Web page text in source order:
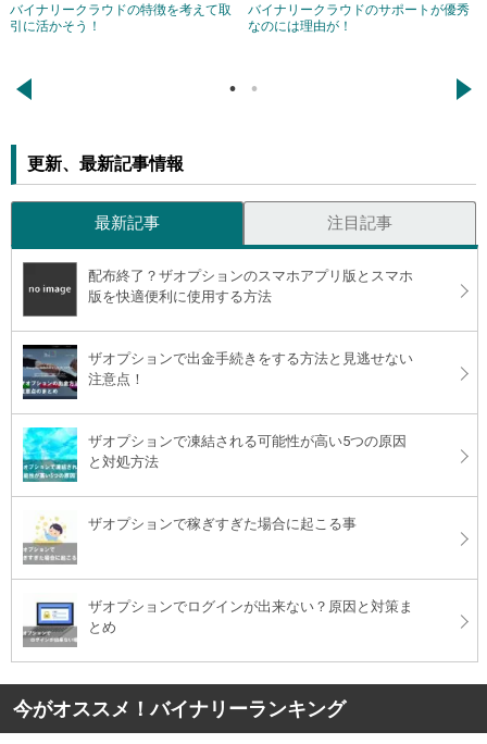
バイナリークラウドの特徴を考えて取
引に活かそう！
バイナリークラウドのサポートが優秀
なのには理由が！
← →
更新、最新記事情報
最新記事 注目記事
配布終了？ザオプションのスマホアプリ版とスマホ
版を快適便利に使用する方法
ザオプションで出金手続きをする方法と見逃せない
注意点！
ザオプションで凍結される可能性が高い5つの原因
と対処方法
ザオプションで稼ぎすぎた場合に起こる事
ザオプションでログインが出来ない？原因と対策ま
とめ
今がオススメ！バイナリーランキング